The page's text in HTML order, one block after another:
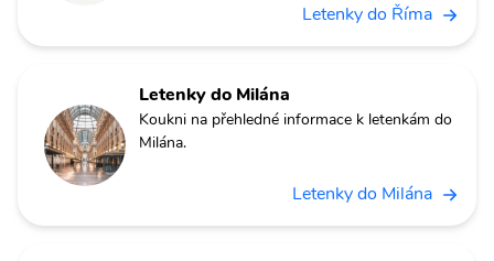
Letenky do Říma
Letenky do Milána
Koukni na přehledné informace k letenkám do
Milána.
Letenky do Milána